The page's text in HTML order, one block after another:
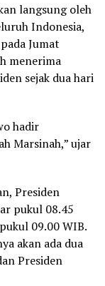
langsung oleh
Indonesia,
Jumat
menerima
sejak dua hari
hadir
Marsinah,” ujar
Presiden
pukul 08.45
09.00 WIB.
akan ada dua
Presiden